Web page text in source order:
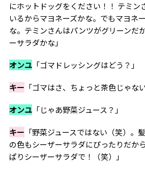
にホットドッグをください！！ テミン
いるからマヨネーズかな。でもマヨネ
な。テミンさんはパンツがグリーンだ
ーサラダかな」
オンユ「ゴマドレッシングはどう？」
キー 「ゴマはさ、ちょっと茶色じゃない
オンユ「じゃあ野菜ジュース？」
キー 「野菜ジュースではない（笑）。
の色もシーザーサラダにぴったりだか
ぱりシーザーサラダで！（笑）」